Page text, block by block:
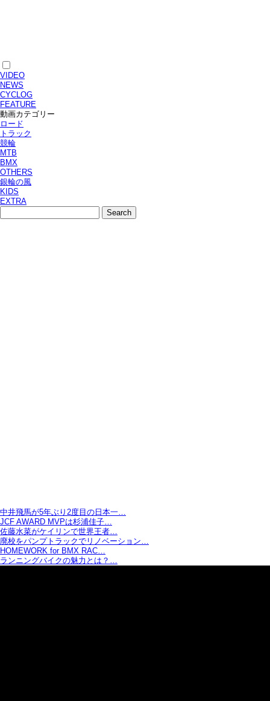
VIDEO
NEWS
CYCLOG
FEATURE
動画カテゴリー
ロード
トラック
競輪
MTB
BMX
OTHERS
銀輪の風
KIDS
EXTRA
中井飛馬が5年ぶり2度目の日本一…
JCF AWARD MVPは杉浦佳子…
佐藤水菜がケイリンで世界王者…
廃校をパンプトラックでリノベーション…
HOMEWORK for BMX RAC…
ランニングバイクの魅力とは？…